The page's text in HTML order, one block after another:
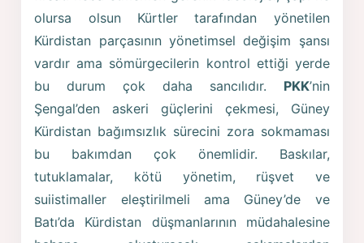
olursa olsun Kürtler tarafından yönetilen
Kürdistan parçasının yönetimsel değişim şansı
vardır ama sömürgecilerin kontrol ettiği yerde
bu durum çok daha sancılıdır. PKK’nin
Şengal’den askeri güçlerini çekmesi, Güney
Kürdistan bağımsızlık sürecini zora sokmaması
bu bakımdan çok önemlidir. Baskılar,
tutuklamalar, kötü yönetim, rüşvet ve
suiistimaller eleştirilmeli ama Güney’de ve
Batı’da Kürdistan düşmanlarının müdahalesine